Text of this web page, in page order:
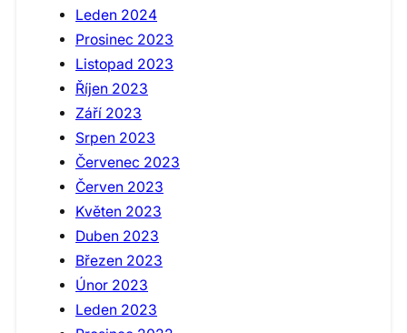
Leden 2024
Prosinec 2023
Listopad 2023
Říjen 2023
Září 2023
Srpen 2023
Červenec 2023
Červen 2023
Květen 2023
Duben 2023
Březen 2023
Únor 2023
Leden 2023